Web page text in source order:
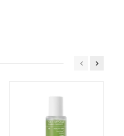
на завершающем
Moisturizing Cream от
Niacinamide, Pentylene
Crosspolymer,
Adenosine,
Terpineol, Kummerowia